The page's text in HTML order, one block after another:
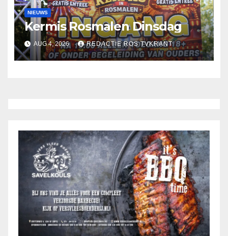
NIEUWS
Kermis Rosmalen Dinsdag
AUG 4, 2026 REDACTIE ROS TVKRANT